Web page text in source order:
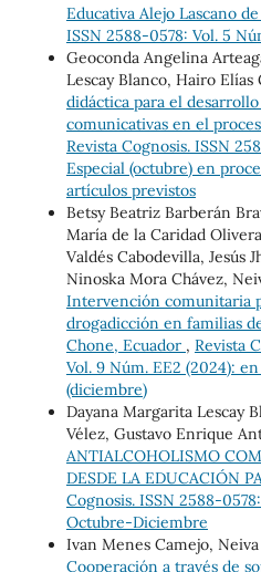
Educativa Alejo Lascano
ISSN 2588-0578: Vol. 5
Geoconda Angelina
Lescay Blanco, Hairo
didáctica para el
comunicativas en el
Revista Cognosis. ISSN
Especial (octubre) en
artículos previstos
Betsy Beatriz Barberán
María de la Caridad
Valdés Cabodevilla, Jesús
Ninoska Mora Chávez,
Intervención comunitaria
drogadicción en familias
Chone, Ecuador , Revista
Vol. 9 Núm. EE2 (2024):
(diciembre)
Dayana Margarita Lescay
Vélez, Gustavo Enrique
ANTIALCOHOLISMO
DESDE LA EDUCACIÓN
Cognosis. ISSN 2588-
Octubre-Diciembre
Ivan Menes Camejo,
Cooperación a través de